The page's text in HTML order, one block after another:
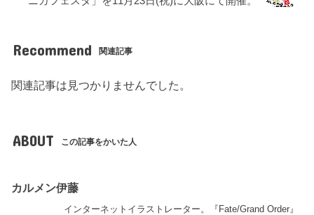
Recommend 関連記事
関連記事は見つかりませんでした。
ABOUT この記事をかいた人
カルメン伊藤
インターネットイラストレーター。『Fate/Grand Order』